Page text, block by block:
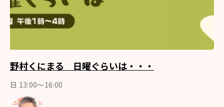
野村くにまる 日曜ぐらいは・・・
日 13:00～16:00